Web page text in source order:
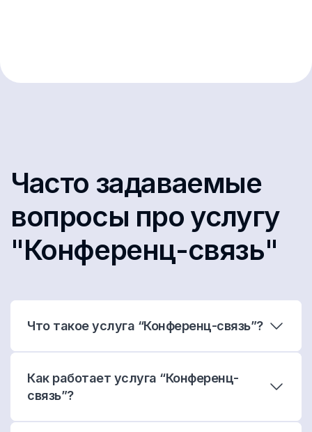
Часто задаваемые
вопросы про услугу
"Конференц-связь"
Что такое услуга “Конференц-связь”?
Как работает услуга “Конференц-
связь”?